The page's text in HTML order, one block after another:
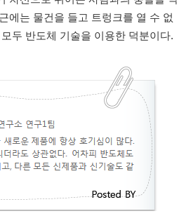
에는 물건을 들고 트렁크를 열 수 없
두 반도체 기술을 이용한 덕분이다.